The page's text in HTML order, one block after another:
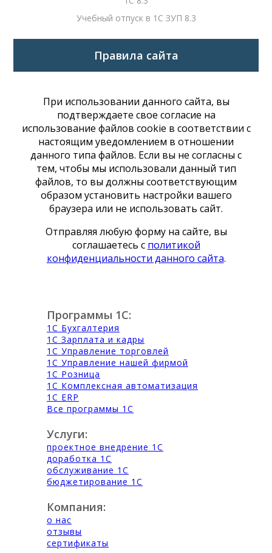
Учебный отпуск в 1С ЗУП 8.3
Правила сайта
При использовании данного сайта, вы
подтверждаете свое согласие на
использование файлов cookie в соответствии с
настоящим уведомлением в отношении
данного типа файлов. Если вы не согласны с
тем, чтобы мы использовали данный тип
файлов, то вы должны соответствующим
образом установить настройки вашего
браузера или не использовать сайт.
Отправляя любую форму на сайте, вы
соглашаетесь с политикой
конфиденциальности данного сайта.
Программы 1С:
1С Бухгалтерия
1С Зарплата и кадры
1С Управление торговлей
1С Управление нашей фирмой
1С Розница
1С Комплексная автоматизация
1С ERP
Все программы 1С
Услуги:
проектное внедрение 1С
доработка 1С
обслуживание 1С
бюджетирование 1С
Компания:
о нас
отзывы
сертификаты